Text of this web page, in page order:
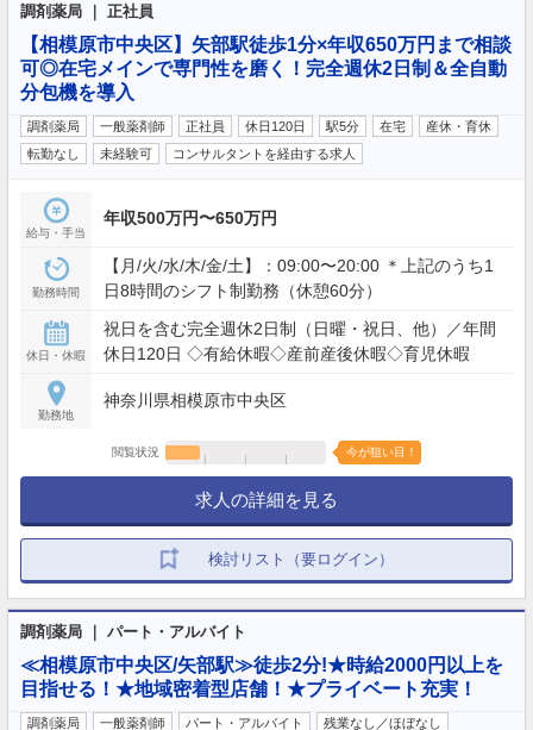
調剤薬局 ｜ 正社員
【相模原市中央区】矢部駅徒歩1分×年収650万円まで相談
可◎在宅メインで専門性を磨く！完全週休2日制＆全自動
分包機を導入
調剤薬局 一般薬剤師 正社員 休日120日 駅5分 在宅
産休・育休
転勤なし
未経験可 コンサルタントを経由する求人
給与・手当
年収500万円〜650万円
勤務時間
【月/火/水/木/金/土】：09:00〜20:00 ＊上記のうち1
日8時間のシフト制勤務（休憩60分）
休日・休暇
祝日を含む完全週休2日制（日曜・祝日、他）／年間
休日120日 ◇有給休暇◇産前産後休暇◇育児休暇
勤務地
神奈川県相模原市中央区
閲覧状況 今が狙い目！
求人の詳細を見る
検討リスト（要ログイン）
調剤薬局 ｜ パート・アルバイト
≪相模原市中央区/矢部駅≫徒歩2分!★時給2000円以上を
目指せる！★地域密着型店舗！★プライベート充実！
調剤薬局 一般薬剤師 パート・アルバイト
残業なし／ほぼなし